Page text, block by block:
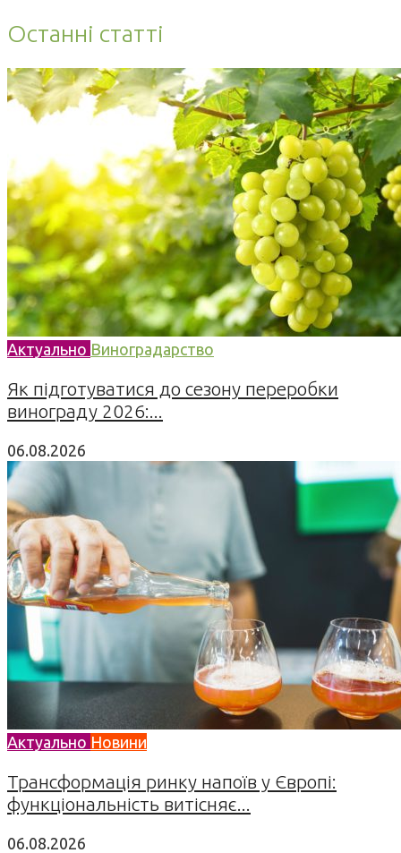
Останні статті
Актуально Виноградарство
Як підготуватися до сезону переробки
винограду 2026:...
06.08.2026
Актуально Новини
Трансформація ринку напоїв у Європі:
функціональність витісняє...
06.08.2026